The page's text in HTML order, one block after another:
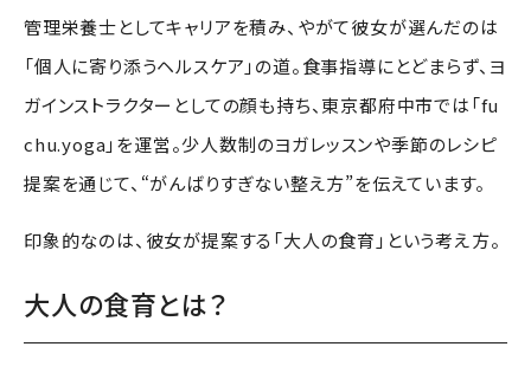
管理栄養士としてキャリアを積み、やがて彼女が選んだのは
「個人に寄り添うヘルスケア」の道。食事指導にとどまらず、ヨ
ガインストラクターとしての顔も持ち、東京都府中市では「fu
chu.yoga」を運営。少人数制のヨガレッスンや季節のレシピ
提案を通じて、“がんばりすぎない整え方”を伝えています。
印象的なのは、彼女が提案する「大人の食育」という考え方。
大人の食育とは？